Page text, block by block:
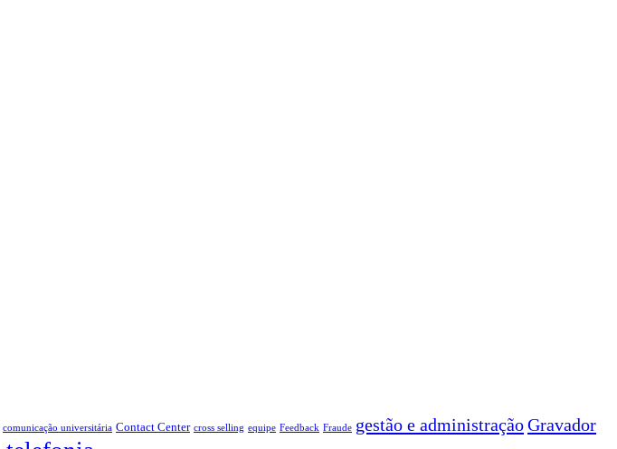
comunicação universitária Contact Center cross selling equipe Feedback Fraude gestão e administraçãoGravador